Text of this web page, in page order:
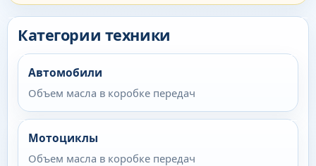
Категории техники
Автомобили
Объем масла в коробке передач
Мотоциклы
Объем масла в коробке передач